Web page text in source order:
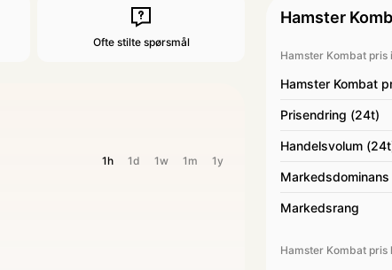
Ofte stilte spørsmål
1h 1d 1w 1m 1y
Hamster
Hamster Kombat pris
Hamster Kombat
Prisendring (24t)
Handelsvolum
Markedsdominans
Markedsrang
Hamster Kombat pris